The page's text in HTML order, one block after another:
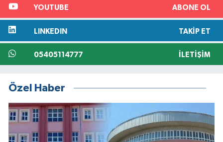
YOUTUBE ABONE OL
LINKEDIN TAKIP ET
05405114777 İLETIŞIM
Özel Haber